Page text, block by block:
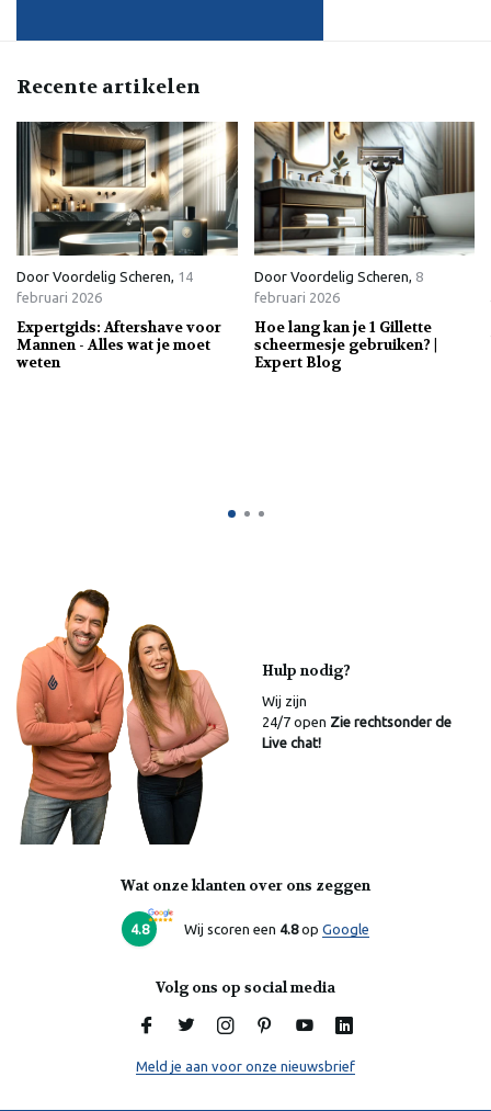
Recente artikelen
Door Voordelig Scheren, 14
februari 2026
Expertgids: Aftershave voor
Mannen - Alles wat je moet
weten
Door Voordelig Scheren, 8
februari 2026
Hoe lang kan je 1 Gillette
scheermesje gebruiken? |
Expert Blog
Hulp nodig?
Wij zijn
24/7 open Zie rechtsonder de
Live chat!
Wat onze klanten over ons zeggen
4.8 Wij scoren een 4.8op Google
Volg ons op social media
Meld je aan voor onze nieuwsbrief
Online